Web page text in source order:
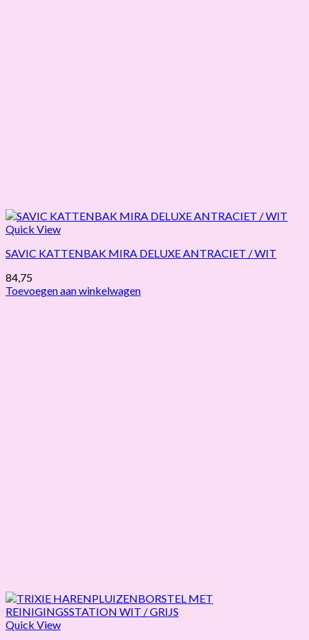
Quick View
SAVIC KATTENBAK MIRA DELUXE ANTRACIET / WIT
84,75
Toevoegen aan winkelwagen
Quick View